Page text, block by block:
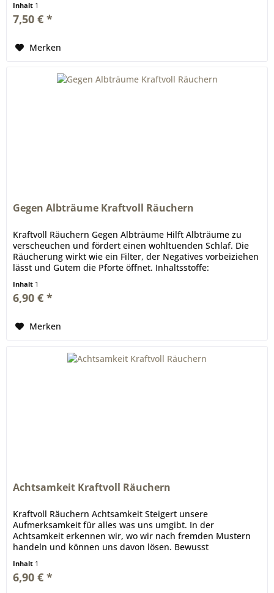
Inhalt 1
7,50 € *
Merken
Gegen Albträume Kraftvoll Räuchern
Kraftvoll Räuchern Gegen Albträume Hilft Albträume zu
verscheuchen und fördert einen wohltuenden Schlaf. Die
Räucherung wirkt wie ein Filter, der Negatives vorbeiziehen
lässt und Gutem die Pforte öffnet. Inhaltsstoffe:
Inhalt 1
6,90 € *
Merken
Achtsamkeit Kraftvoll Räuchern
Kraftvoll Räuchern Achtsamkeit Steigert unsere
Aufmerksamkeit für alles was uns umgibt. In der
Achtsamkeit erkennen wir, wo wir nach fremden Mustern
handeln und können uns davon lösen. Bewusst
Inhalt 1
6,90 € *